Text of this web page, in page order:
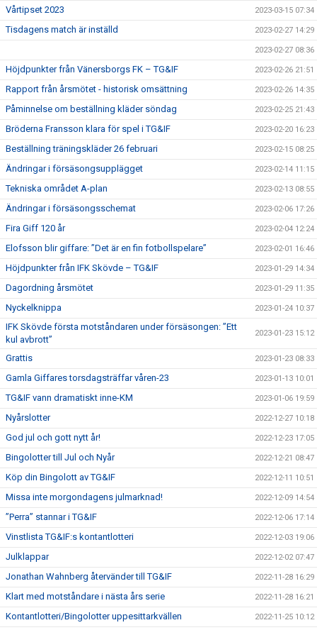
Vårtipset 2023 2023-03-15 07:34
Tisdagens match är inställd 2023-02-27 14:29
2023-02-27 08:36
Höjdpunkter från Vänersborgs FK – TG&IF 2023-02-26 21:51
Rapport från årsmötet - historisk omsättning 2023-02-26 14:35
Påminnelse om beställning kläder söndag 2023-02-25 21:43
Bröderna Fransson klara för spel i TG&IF 2023-02-20 16:23
Beställning träningskläder 26 februari 2023-02-15 08:25
Ändringar i försäsongsupplägget 2023-02-14 11:15
Tekniska området A-plan 2023-02-13 08:55
Ändringar i försäsongsschemat 2023-02-06 17:26
Fira Giff 120 år 2023-02-04 12:24
Elofsson blir giffare: ”Det är en fin fotbollspelare” 2023-02-01 16:46
Höjdpunkter från IFK Skövde – TG&IF 2023-01-29 14:34
Dagordning årsmötet 2023-01-29 11:35
Nyckelknippa 2023-01-24 10:37
IFK Skövde första motståndaren under försäsongen: ”Ett
kul avbrott”
2023-01-23 15:12
Grattis 2023-01-23 08:33
Gamla Giffares torsdagsträffar våren-23 2023-01-13 10:01
TG&IF vann dramatiskt inne-KM 2023-01-06 19:59
Nyårslotter 2022-12-27 10:18
God jul och gott nytt år! 2022-12-23 17:05
Bingolotter till Jul och Nyår 2022-12-21 08:47
Köp din Bingolott av TG&IF 2022-12-11 10:51
Missa inte morgondagens julmarknad! 2022-12-09 14:54
”Perra” stannar i TG&IF 2022-12-06 17:14
Vinstlista TG&IF:s kontantlotteri 2022-12-03 19:06
Julklappar 2022-12-02 07:47
Jonathan Wahnberg återvänder till TG&IF 2022-11-28 16:29
Klart med motståndare i nästa års serie 2022-11-28 16:21
Kontantlotteri/Bingolotter uppesittarkvällen 2022-11-25 10:12